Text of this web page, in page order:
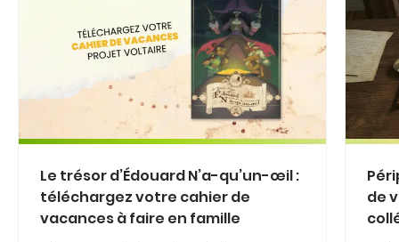
Le trésor d’Édouard N’a-qu’un-œil :
téléchargez votre cahier de
vacances à faire en famille
de